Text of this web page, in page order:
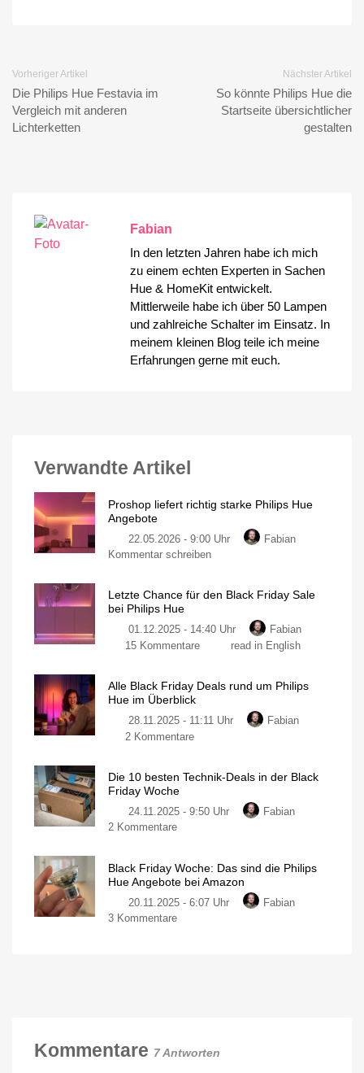
Vorheriger Artikel
Die Philips Hue Festavia im
Vergleich mit anderen
Lichterketten
Nächster Artikel
So könnte Philips Hue die
Startseite übersichtlicher
gestalten
Fabian
In den letzten Jahren habe ich mich
zu einem echten Experten in Sachen
Hue & HomeKit entwickelt.
Mittlerweile habe ich über 50 Lampen
und zahlreiche Schalter im Einsatz. In
meinem kleinen Blog teile ich meine
Erfahrungen gerne mit euch.
Verwandte Artikel
Proshop liefert richtig starke Philips Hue
Angebote
22.05.2026 - 9:00 Uhr
Fabian
Kommentar schreibenzu
richtig
Philips
Match
Bestpreisen
Letzte Chance für den Black Friday Sale
bei Philips Hue
01.12.2025 - 14:40 Uhr
Fabian
15 Kommentarezu
für
Black
Philips
Mit
Pro
read in English
Alle Black Friday Deals rund um Philips
Hue im Überblick
28.11.2025 - 11:11 Uhr
Fabian
2 Kommentarezu
Friday
rund
im
Überblick
Das
Die 10 besten Technik-Deals in der Black
Friday Woche
24.11.2025 - 9:50 Uhr
Fabian
2 Kommentarezu
besten
Technik-
Deals
in
Black Friday Woche: Das sind die Philips
Hue Angebote bei Amazon
20.11.2025 - 6:07 Uhr
Fabian
3 Kommentarezu
Angebote
Kommentare 7 Antworten